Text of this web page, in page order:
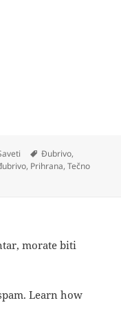
Oznake
Đubrivo,
, Prihrana,Tečno
moratebiti
Learn how